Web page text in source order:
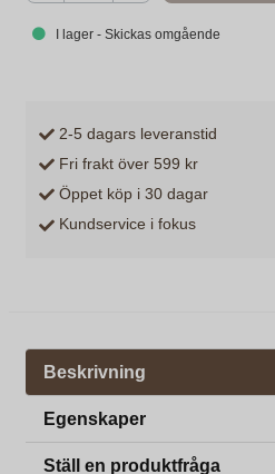
I lager - Skickas omgående
2-5 dagars leveranstid
Fri frakt över 599 kr
Öppet köp i 30 dagar
Kundservice i fokus
Beskrivning
Egenskaper
Ställ en produktfråga